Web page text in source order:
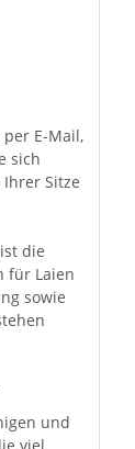
E-Mail,
sich
Sitze
die
für Laien
sowie
und